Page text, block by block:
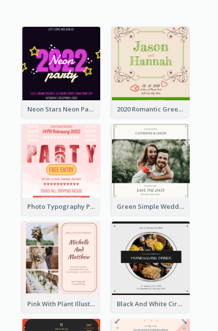
Neon Stars Neon Party 2020 Invitation 2020 Romantic Green And Brown Wedding Invitation
Photo Typography Party Invitation Design Templates Green Simple Wedding Photo Wedding Invitation
Pink With Plant Illustration Wedding Party Invitation Black And White Circle Photo Thanksgiving Dinner Invitation